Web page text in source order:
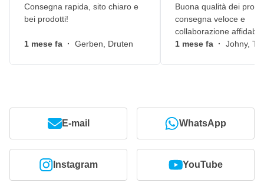
Consegna rapida, sito chiaro e
bei prodotti!
1 mese fa · Gerben, Druten
Buona qualità dei
consegna veloce e
collaborazione
1 mese fa · Johny,
E-mail WhatsApp
Instagram YouTube